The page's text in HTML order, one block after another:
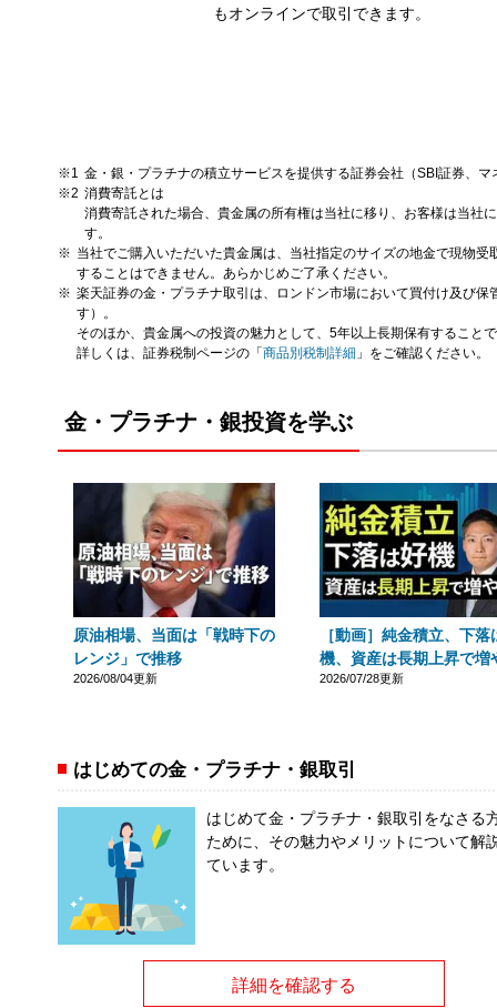
もオンラインで取引できます。
金・銀・プラチナの積立サービスを提供する証券会社（SBI証券、
消費寄託とは
消費寄託された場合、貴金属の所有権は当社に移り、お客様は当社
す。
当社でご購入いただいた貴金属は、当社指定のサイズの地金で現物
することはできません。あらかじめご了承ください。
楽天証券の金・プラチナ取引は、ロンドン市場において買付け及び
す）。
そのほか、貴金属への投資の魅力として、5年以上長期保有すること
詳しくは、証券税制ページの「商品別税制詳細 」をご確認ください。
金・プラチナ・銀投資を学ぶ
原油相場、当面は「戦時下の
レンジ」で推移
2026/08/04更新
［動画］純金積立、下落
機、資産は長期上昇で増
2026/07/28更新
はじめての金・プラチナ・銀取引
はじめて金・プラチナ・銀取引をなさる
ために、その魅力やメリットについて解
ています。
詳細を確認する